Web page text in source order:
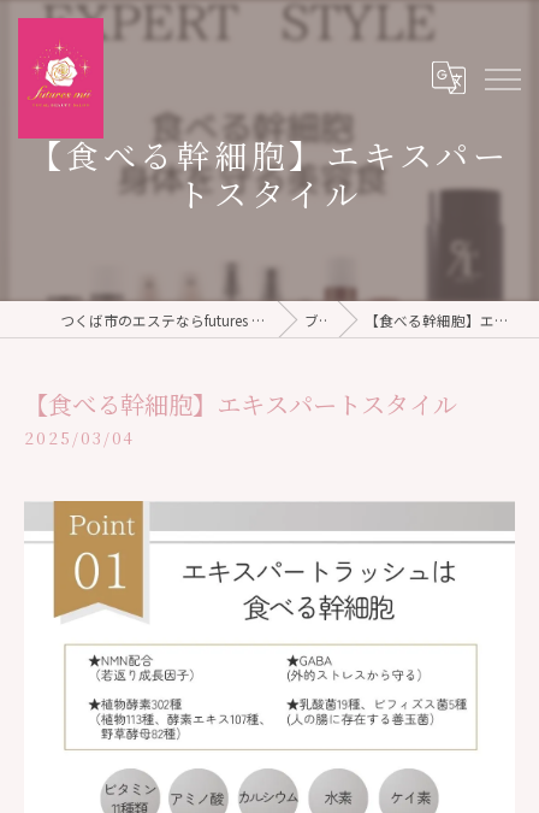
【食べる幹細胞】エキスパー
トスタイル
つくば市のエステならfutures mii TOTAL BEAUTY SALON ブログ 【食べる幹細胞】エキスパートスタイル
【食べる幹細胞】エキスパートスタイル
2025/03/04